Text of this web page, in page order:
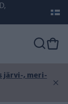
järvi-, meri-